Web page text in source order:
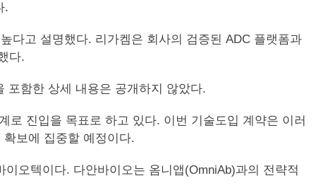
.
다고 설명했다. 리가켐은 회사의 검증된 ADC 플랫폼과
다.
포함한 상세 내용은 공개하지 않았다.
로 진입을 목표로 하고 있다. 이번 기술도입 계약은 이러
보에 집중할 예정이다.
오텍이다. 다안바이오는 옴니앱(OmniAb)과의 전략적